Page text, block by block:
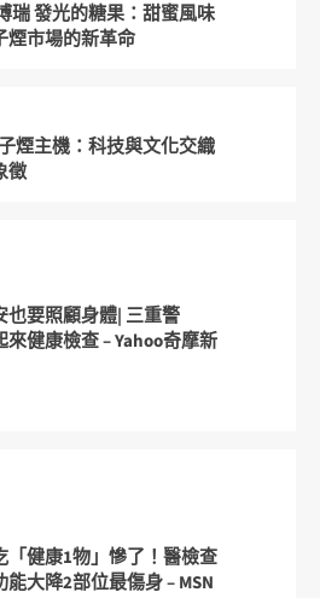
瑞 發光的糖果：甜蜜風味
煙市場的新革命
煙主機：科技與文化交織
徵
也要照顧身體| 三重警
來健康檢查 – Yahoo奇摩新
「健康1物」慘了！醫檢查
能大降2部位最傷身 – MSN